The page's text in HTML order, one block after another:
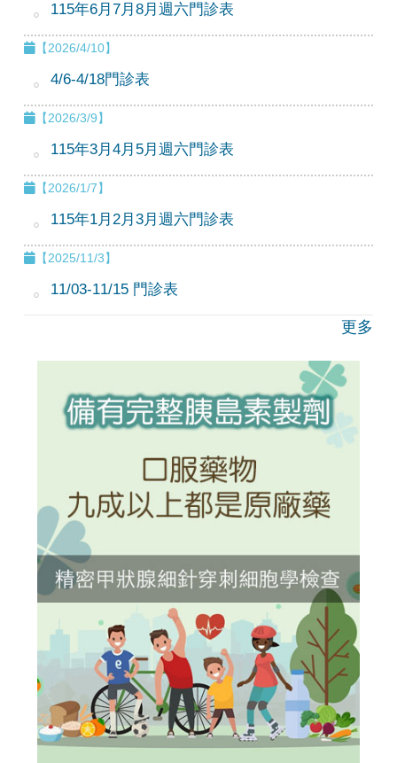
115年6月7月8月週六門診表
【2026/4/10】
4/6-4/18門診表
【2026/3/9】
115年3月4月5月週六門診表
【2026/1/7】
115年1月2月3月週六門診表
【2025/11/3】
11/03-11/15 門診表
更多